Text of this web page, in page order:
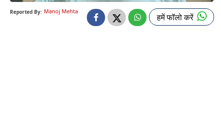
Reported By: Manoj Mehta
हमें फॉलो करें